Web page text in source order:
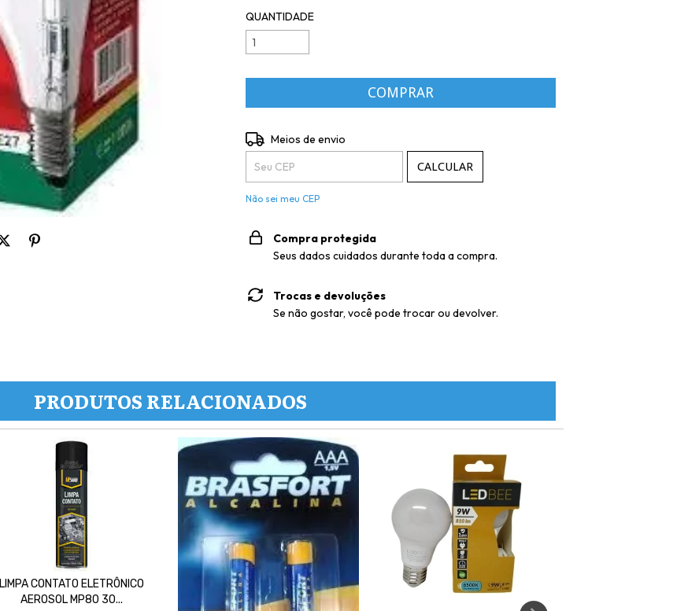
QUANTIDADE
Entregas para o CEP:
Meios de envio
CALCULAR
Não sei meu CEP
Compra protegida
Seus dados cuidados durante toda a compra.
Trocas e devoluções
Se não gostar, você pode trocar ou devolver.
PRODUTOS RELACIONADOS
LIMPA CONTATO ELETRÔNICO
AEROSOL MP80 30...